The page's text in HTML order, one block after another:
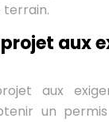
aux
aux
un